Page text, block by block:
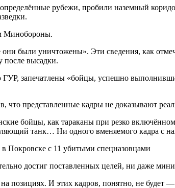
рубежи, пробили наземный
Минобороны.
были уничтожены». Эти сведения, как
после высадки.
ГУР, запечатлены «бойцы, успешно
представленные кадры не доказывают
бойцы, как тараканы при резко
танк… Ни одного вменяемого кадра с
достиг поставленных целей, ни даже
позициях. И этих кадров, понятно, не